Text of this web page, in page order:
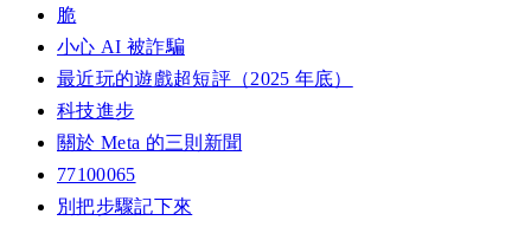
脆
小心 AI 被詐騙
最近玩的遊戲超短評（2025 年底）
科技進步
關於 Meta 的三則新聞
77100065
別把步驟記下來